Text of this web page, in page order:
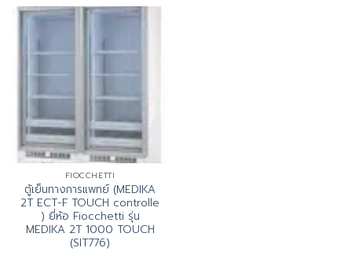
FIOCCHETTI
ตู้เย็นทางการแพทย์ (MEDIKA
2T ECT-F TOUCH controlle
) ยี่ห้อ Fiocchetti รุ่น
MEDIKA 2T 1000 TOUCH
(SIT776)